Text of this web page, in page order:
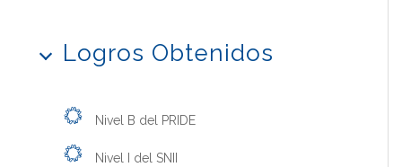
Logros Obtenidos
Nivel B del PRIDE
Nivel I del SNII